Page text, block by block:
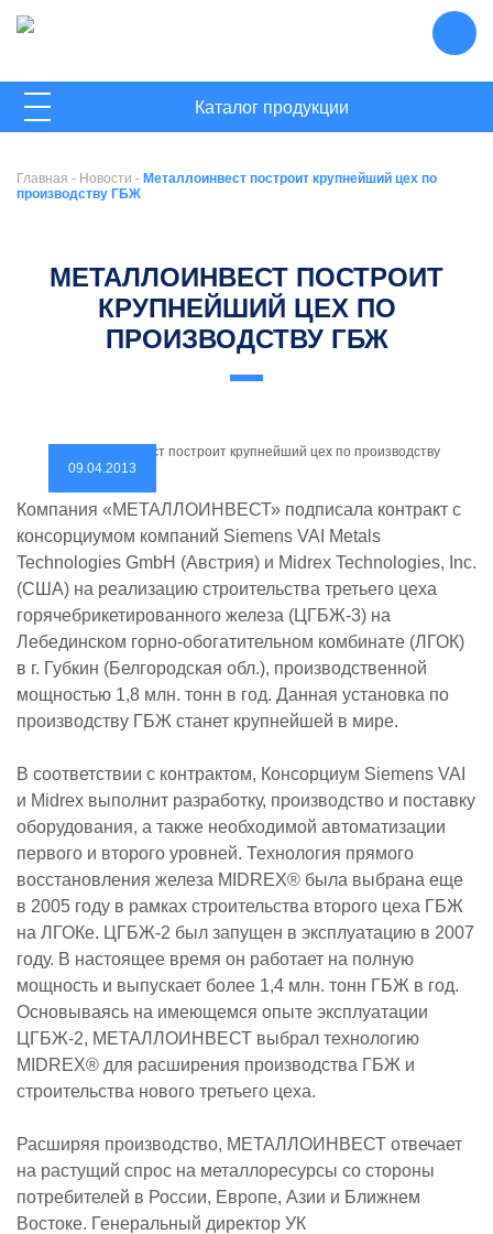
ГЛАВНАЯ
Каталог продукции
Главная - Новости - Металлоинвест построит крупнейший цех по
производству ГБЖ
МЕТАЛЛОИНВЕСТ ПОСТРОИТ
КРУПНЕЙШИЙ ЦЕХ ПО
ПРОИЗВОДСТВУ ГБЖ
09.04.2013
Компания «МЕТАЛЛОИНВЕСТ» подписала контракт с
консорциумом компаний Siemens VAI Metals
Technologies GmbH (Австрия) и Midrex Technologies, Inc.
(США) на реализацию строительства третьего цеха
горячебрикетированного железа (ЦГБЖ-3) на
Лебединском горно-обогатительном комбинате (ЛГОК)
в г. Губкин (Белгородская обл.), производственной
мощностью 1,8 млн. тонн в год. Данная установка по
производству ГБЖ станет крупнейшей в мире.
В соответствии с контрактом, Консорциум Siemens VAI
и Midrex выполнит разработку, производство и поставку
оборудования, а также необходимой автоматизации
первого и второго уровней. Технология прямого
восстановления железа MIDREX® была выбрана еще
в 2005 году в рамках строительства второго цеха ГБЖ
на ЛГОКе. ЦГБЖ-2 был запущен в эксплуатацию в 2007
году. В настоящее время он работает на полную
мощность и выпускает более 1,4 млн. тонн ГБЖ в год.
Основываясь на имеющемся опыте эксплуатации
ЦГБЖ-2, МЕТАЛЛОИНВЕСТ выбрал технологию
MIDREX® для расширения производства ГБЖ и
строительства нового третьего цеха.
Расширяя производство, МЕТАЛЛОИНВЕСТ отвечает
на растущий спрос на металлоресурсы со стороны
потребителей в России, Европе, Азии и Ближнем
Востоке. Генеральный директор УК